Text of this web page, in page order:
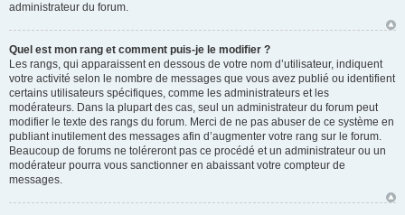
administrateur du forum.
Quel est mon rang et comment puis-je le modifier ?
Les rangs, qui apparaissent en dessous de votre nom d’utilisateur, indiquent
votre activité selon le nombre de messages que vous avez publié ou identifient
certains utilisateurs spécifiques, comme les administrateurs et les
modérateurs. Dans la plupart des cas, seul un administrateur du forum peut
modifier le texte des rangs du forum. Merci de ne pas abuser de ce système en
publiant inutilement des messages afin d’augmenter votre rang sur le forum.
Beaucoup de forums ne toléreront pas ce procédé et un administrateur ou un
modérateur pourra vous sanctionner en abaissant votre compteur de
messages.